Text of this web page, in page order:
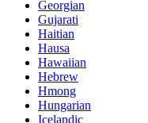
Georgian
Gujarati
Haitian
Hausa
Hawaiian
Hebrew
Hmong
Hungarian
Icelandic